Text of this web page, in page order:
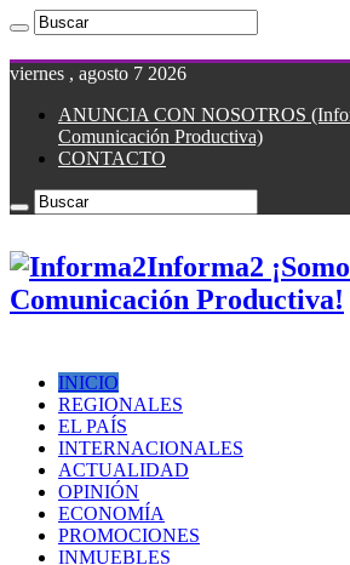
viernes , agosto 7 2026
ANUNCIA CON NOSOTROS
Comunicación Productiva)
CONTACTO
Informa2
Comunicación Productiva!
INICIO
REGIONALES
EL PAÍS
INTERNACIONALES
ACTUALIDAD
OPINIÓN
ECONOMÍA
PROMOCIONES
INMUEBLES